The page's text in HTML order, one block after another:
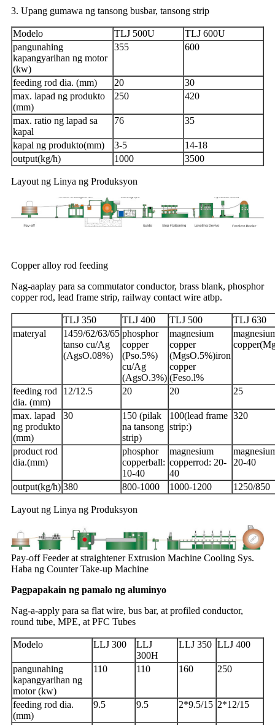
3. Upang gumawa ng tansong busbar, tansong strip
Modelo TLJ 500U
TLJ 600U
pangunahing
kapangyarihan ng motor
(kw)
355 600
feeding rod dia. (mm) 20
30
max. lapad ng produkto
(mm)
250 420
max. ratio ng lapad sa
kapal
76 35
kapal ng produkto(mm) 3-5
14-18
output(kg/h)
1000 3500
Layout ng Linya ng Produksyon
Copper alloy rod feeding
Nag-aaplay para sa commutator conductor, brass blank, phosphor
copper rod, lead frame strip, railway contact wire atbp.
TLJ 350 TLJ 400 TLJ 500
TLJ 630
materyal
1459/62/63/65
tanso cu/Ag
(AgsO.08%)
phosphor
copper
(Pso.5%)
cu/Ag
(AgsO.3%)
magnesium
copper
(MgsO.5%)iron
copper
(Feso.l%
feeding rod
dia. (mm)
12/12.5 20 20 25
max. lapad
ng produkto
(mm)
30
150 (pilak
na tansong
strip)
100(lead frame
strip:)
320
product rod
dia.(mm)
phosphor
copperball:
10-40
magnesium
copperrod: 20-
40
20-40
output(kg/h) 380 800-1000 1000-1200 1250/850
Layout ng Linya ng Produksyon
Pay-off Feeder at straightener Extrusion Machine Cooling Sys.
Haba ng Counter Take-up Machine
Pagpapakain ng pamalo ng aluminyo
Nag-a-apply para sa flat wire, bus bar, at profiled conductor,
round tube, MPE, at PFC Tubes
Modelo LLJ 300
LLJ
300H
LLJ 350 LLJ 400
pangunahing
kapangyarihan ng
motor (kw)
110 110 160 250
feeding rod dia.
(mm)
9.5 9.5 2*9.5/15 2*12/15